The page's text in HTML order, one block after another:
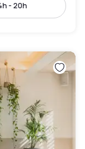
- 20h